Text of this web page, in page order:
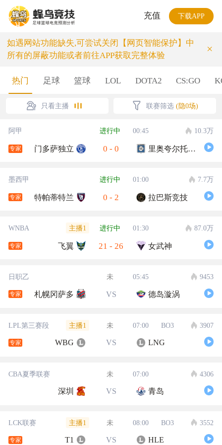
充值 下载APP
如遇网站功能缺失,可尝试关闭【网页智能保护】中
所有的屏蔽功能或者前往APP获取完整体验
×
热门 足球 篮球 LOL DOTA2 CS:GO
只看主播 联赛筛选 (隐0场)
阿甲 进行中 00:45 10.3万
专家 门多萨独立 0 - 0 里奥夸尔托学生队
墨西甲 进行中 01:00 7.7万
专家 特帕蒂特兰 0 - 2 拉巴斯竞技
WNBA 主播1 进行中 01:30 87.0万
专家 飞翼 21 - 26 女武神
日职乙 未 05:45 9453
专家 札幌冈萨多 VS 德岛漩涡
LPL第三赛段 主播1 未 07:00 BO3 3907
专家 WBG VS LNG
CBA夏季联赛 未 07:00 4306
深圳 VS 青岛
LCK联赛 主播1 未 08:00 BO3 3552
专家 T1 VS HLE